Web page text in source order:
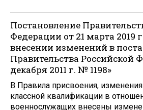
Постановление
Федерации от 21 марта 2019
внесении изменений в
Правительства Российской
декабря 2011 г. № 1198»
В Правила присвоения,
классной квалификации в
военнослужащих внесены